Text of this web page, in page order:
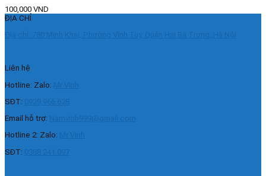
100,000 VND
ĐỊA CHỈ
Liên hệ
Hotline: Zalo:
SĐT:
Email hỗ trợ:
Hotline 2: Zalo:
SĐT: